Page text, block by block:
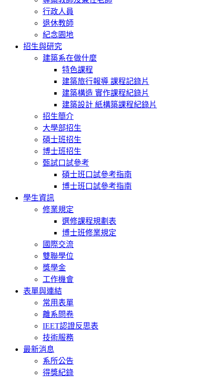
行政人員
退休教師
紀念園地
招生與研究
建築系在做什麼
特色課程
建築旅行報導 課程記錄片
建築構造 實作課程紀錄片
建築設計 紙構築課程紀錄片
招生簡介
大學部招生
碩士班招生
博士班招生
甄試口試參考
碩士班口試參考指南
博士班口試參考指南
學生資訊
修業規定
選修課程規劃表
博士班修業規定
國際交流
雙聯學位
獎學金
工作機會
表單與連結
常用表單
離系問卷
IEET認證反思表
技術服務
最新消息
系所公告
得獎紀錄